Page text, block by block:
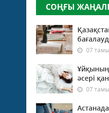
СОҢҒЫ
07
Ұйқының
әсері
07